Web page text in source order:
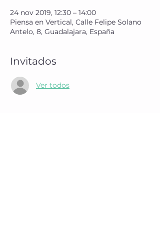
24 nov 2019, 12:30 – 14:00
Piensa en Vertical, Calle Felipe Solano
Antelo, 8, Guadalajara, España
Invitados
Ver todos